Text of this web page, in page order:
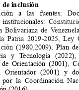
inclusión
a las fuentes:
Bolivariana de V
Patria 2019-2025, Ley
(1980,2009), Plan
y Tecnología
de Orientación (2001),
Orientador (2001) y
por la Coordinación